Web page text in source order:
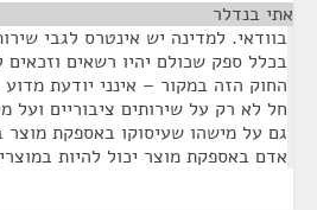
אתי בנדלר
בוודאי. למדינה יש אינטרס לגבי
בכלל ספק שכולם יהיו רשאים
החוק הזה במקור – אינני יודעת
חל לא רק על שירותים ציבוריים ועל
גם על מישהו שעיסוקו באספקת מוצר
אדם באספקת מוצר יכול להיות